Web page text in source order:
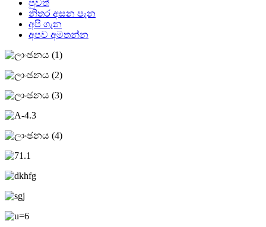
පුවත්
නිතර අසන පැන
අපි ගැන
අපව අමතන්න